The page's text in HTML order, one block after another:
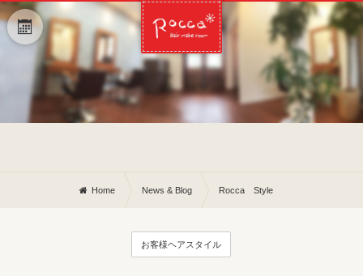
Home News & Blog Rocca Style
お客様ヘアスタイル